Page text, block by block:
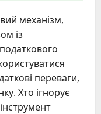
механізм,
із
переваги,
Хто ігнорує